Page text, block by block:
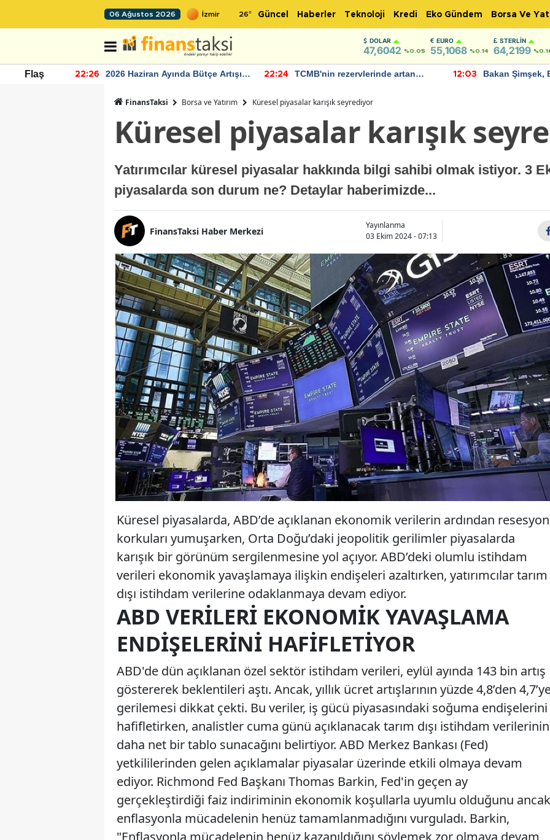
06 Ağustos 2026 26° Güncel Haberler Teknoloji Kredi Eko Gündem Borsa Ve
DOLAR
47,6042 %0.05
EURO
55,1068 %0.14
STERLIN
64,2199
Flaş 22:26
2026 Haziran Ayında Bütçe Artışı
22:24
TCMB'nin rezervlerinde artan
12:03
Bakan Şimşek,
FinansTaksi Borsa ve Yatırım Küresel piyasalar karışık seyrediyor
Küresel piyasalar karışık
Yatırımcılar küresel piyasalar hakkında bilgi sahibi olmak istiyor. 3
piyasalarda son durum ne? Detaylar haberimizde...
FinansTaksi Haber Merkezi
Yayınlanma
03 Ekim 2024 - 07:13
Küresel piyasalarda, ABD’de açıklanan ekonomik verilerin ardından resesyon
korkuları yumuşarken, Orta Doğu’daki jeopolitik gerilimler piyasalarda
karışık bir görünüm sergilenmesine yol açıyor. ABD’deki olumlu istihdam
verileri ekonomik yavaşlamaya ilişkin endişeleri azaltırken, yatırımcılar tarım
dışı istihdam verilerine odaklanmaya devam ediyor.
ABD VERILERI EKONOMIK YAVAŞLAMA
ENDIŞELERINI HAFIFLETIYOR
ABD'de dün açıklanan özel sektör istihdam verileri, eylül ayında 143 bin artış
göstererek beklentileri aştı. Ancak, yıllık ücret artışlarının yüzde 4,8’den
gerilemesi dikkat çekti. Bu veriler, iş gücü piyasasındaki soğuma endişelerini
hafifletirken, analistler cuma günü açıklanacak tarım dışı istihdam verilerinin
daha net bir tablo sunacağını belirtiyor. ABD Merkez Bankası (Fed)
yetkililerinden gelen açıklamalar piyasalar üzerinde etkili olmaya devam
ediyor. Richmond Fed Başkanı Thomas Barkin, Fed'in geçen ay
gerçekleştirdiği faiz indiriminin ekonomik koşullarla uyumlu olduğunu ancak
enflasyonla mücadelenin henüz tamamlanmadığını vurguladı. Barkin,